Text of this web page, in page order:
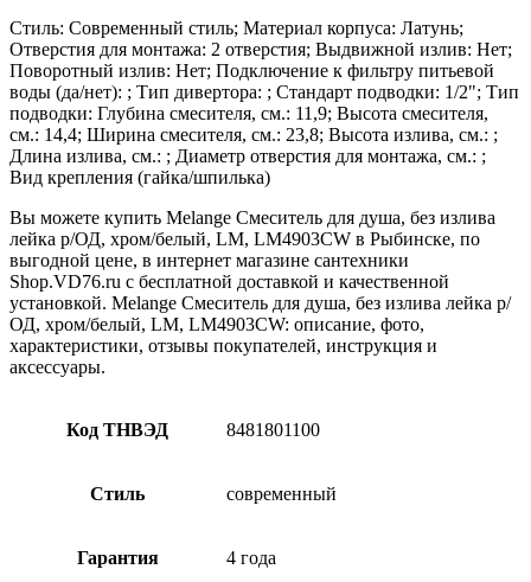
Стиль: Современный стиль; Материал корпуса: Латунь;
Отверстия для монтажа: 2 отверстия; Выдвижной излив: Нет;
Поворотный излив: Нет; Подключение к фильтру питьевой
воды (да/нет): ; Тип дивертора: ; Стандарт подводки: 1/2"; Тип
подводки: Глубина смесителя, см.: 11,9; Высота смесителя,
см.: 14,4; Ширина смесителя, см.: 23,8; Высота излива, см.: ;
Длина излива, см.: ; Диаметр отверстия для монтажа, см.: ;
Вид крепления (гайка/шпилька)
Вы можете купить Melange Смеситель для душа, без излива
лейка р/ОД, хром/белый, LM, LM4903CW в Рыбинске, по
выгодной цене, в интернет магазине сантехники
Shop.VD76.ru с бесплатной доставкой и качественной
установкой. Melange Смеситель для душа, без излива лейка р/
ОД, хром/белый, LM, LM4903CW: описание, фото,
характеристики, отзывы покупателей, инструкция и
аксессуары.
Код ТНВЭД 8481801100
Стиль современный
Гарантия 4 года